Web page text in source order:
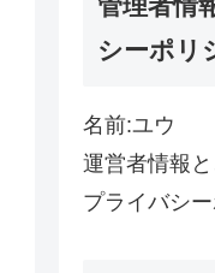
シーポリ
名前:ユウ
運営者情報
プライバシ